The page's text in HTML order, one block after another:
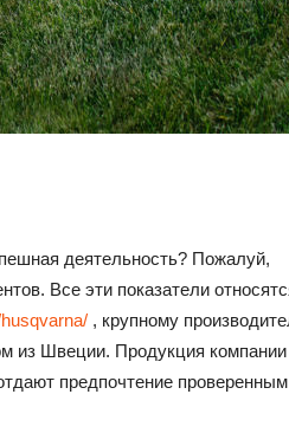
деятельность? Пожалуй,
Все эти показатели
, крупному
из Швеции. Продукция компании
предпочтение